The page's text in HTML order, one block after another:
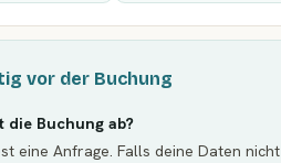
vor der Buchung
die Buchung ab?
eine Anfrage. Falls deine Daten nicht